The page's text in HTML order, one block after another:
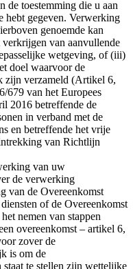
de toestemming die u aan
hebt gegeven. Verwerking
genoemde kan
van aanvullende
wetgeving, of (iii)
doel waarvoor de
zijn verzameld (Artikel 6,
679 van het Europees
2016 betreffende de
in verband met de
en betreffende het vrije
van Richtlijn
van uw
de verwerking
van de Overeenkomst
of de Overeenkomst
nemen van stappen
overeenkomst – artikel 6,
zover de
is om de
te stellen zijn wettelijke